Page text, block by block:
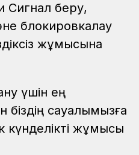
Сигнал беру,
блокировкалау
жұмысына
үшін ең
сауалымызға
күнделікті жұмысы